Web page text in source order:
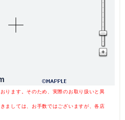
ります。そのため、実際のお取り扱いと異
ましては、お手数ではございますが、各店